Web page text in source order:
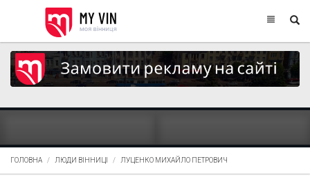
ГОЛОВНА ЛЮДИ ВІННИЦІ ЛУЦЕНКО МИХАЙЛО ПЕТРОВИЧ